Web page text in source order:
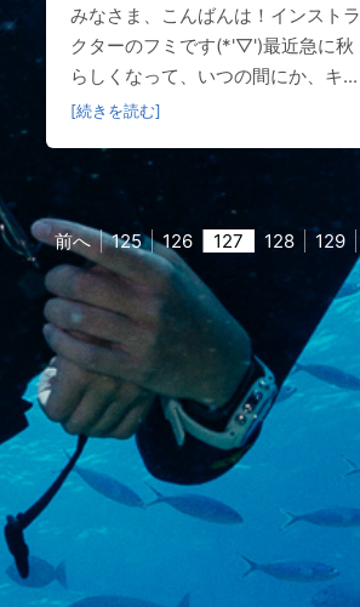
みなさま、こんばんは！インストラ
クターのフミです(*'▽')最近急に秋
らしくなって、いつの間にか、キ...
[続きを読む]
前へ 125 126 127 128 129